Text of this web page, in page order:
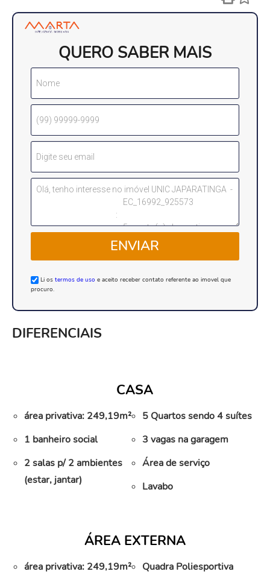
QUERO SABER MAIS
ENVIAR
Li os termos de uso e aceito receber contato referente ao imovel que
procuro.
DIFERENCIAIS
CASA
área privativa: 249,19m²
5 Quartos sendo 4 suítes
1 banheiro social
3 vagas na garagem
2 salas p/ 2 ambientes
(estar, jantar)
Área de serviço
Lavabo
ÁREA EXTERNA
área privativa: 249,19m²
Quadra Poliesportiva